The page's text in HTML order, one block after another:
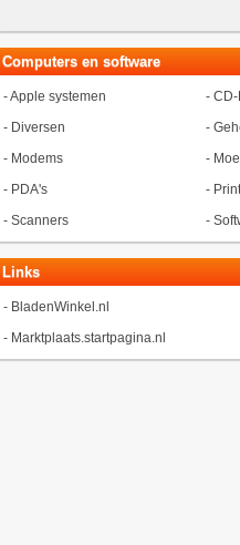
Computers en software
-Apple systemen -
- Diversen -
- Modems -
- PDA's -
- Scanners -
Links
- BladenWinkel.nl
- Marktplaats.startpagina.nl